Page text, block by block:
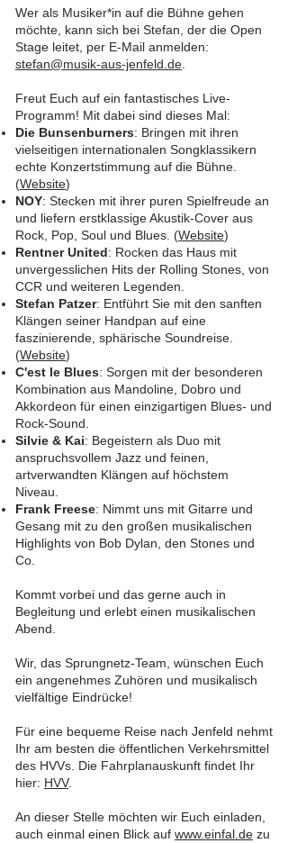
Wer als Musiker*in auf die Bühne gehen
möchte, kann sich bei Stefan, der die Open
Stage leitet, per E-Mail anmelden:
stefan@musik-aus-jenfeld.de
Freut Euch auf ein fantastisches Live-
Programm! Mit dabei sind dieses Mal:
Die Bunsenburners: Bringen mit ihren
vielseitigen internationalen Songklassikern
echte Konzertstimmung auf die Bühne.
(Website)
NOY: Stecken mit ihrer puren Spielfreude an
und liefern erstklassige Akustik-Cover aus
Rock, Pop, Soul und Blues. (Website)
Rentner United: Rocken das Haus mit
unvergesslichen Hits der Rolling Stones, von
CCR und weiteren Legenden.
Stefan Patzer: Entführt Sie mit den sanften
Klängen seiner Handpan auf eine
faszinierende, sphärische Soundreise.
(Website)
C'est le Blues: Sorgen mit der besonderen
Kombination aus Mandoline, Dobro und
Akkordeon für einen einzigartigen Blues- und
Rock-Sound.
Silvie & Kai: Begeistern als Duo mit
anspruchsvollem Jazz und feinen,
artverwandten Klängen auf höchstem
Niveau.
Frank Freese: Nimmt uns mit Gitarre und
Gesang mit zu den großen musikalischen
Highlights von Bob Dylan, den Stones und
Co.
Kommt vorbei und das gerne auch in
Begleitung und erlebt einen musikalischen
Abend.
Wir, das Sprungnetz-Team, wünschen Euch
ein angenehmes Zuhören und musikalisch
vielfältige Eindrücke!
Für eine bequeme Reise nach Jenfeld nehmt
Ihr am besten die öffentlichen Verkehrsmittel
des HVVs. Die Fahrplanauskunft findet Ihr
hier: HVV.
An dieser Stelle möchten wir Euch einladen,
auch einmal einen Blick auf www.einfal.de zu